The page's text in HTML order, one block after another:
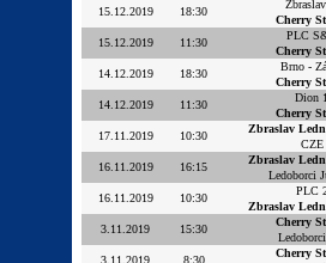
15.12.2019
18:30
Cherry
15.12.2019
11:30
PLC
Cherry
14.12.2019
18:30
Brno -
Cherry
14.12.2019
11:30
Dion
Cherry
17.11.2019
10:30
Zbraslav
CZE
16.11.2019
16:15
Zbraslav
Ledoborci
16.11.2019
10:30
PLC
Zbraslav
3.11.2019
15:30
Cherry
3.11.2019
8:30
Cherry